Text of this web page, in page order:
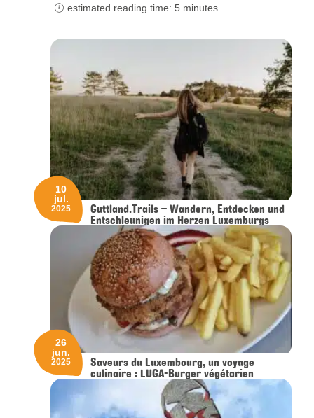
estimated reading time: 5 minutes
Guttland.Trails – Wandern, Entdecken und
Entschleunigen im Herzen Luxemburgs
10
jul.
2025
Saveurs du Luxembourg, un voyage
culinaire : LUGA-Burger végétarien
26
jun.
2025